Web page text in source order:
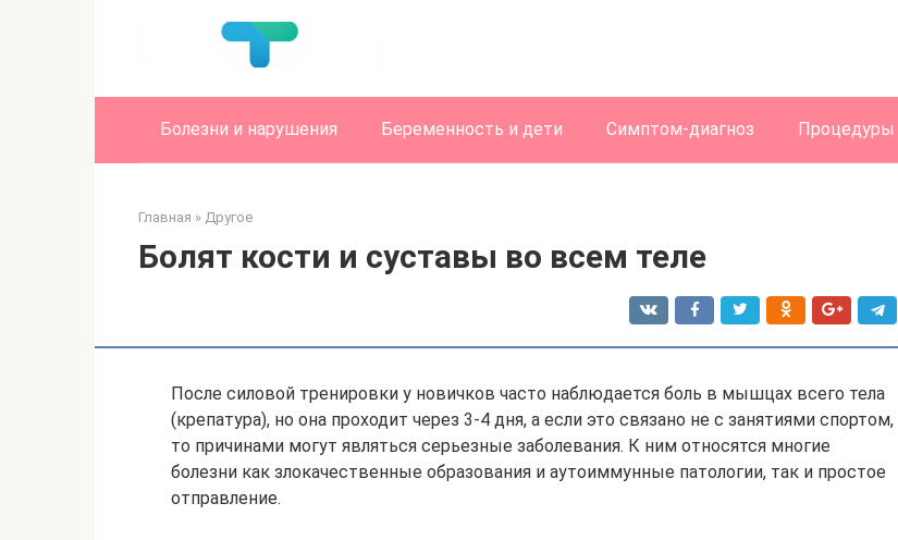
Болезни и нарушения Беременность и дети Симптом-диагноз Процедуры
Главная » Другое
Болят кости и суставы во всем теле
После силовой тренировки у новичков часто наблюдается боль в мышцах всего тела
(крепатура), но она проходит через 3-4 дня, а если это связано не с занятиями спортом,
то причинами могут являться серьезные заболевания. К ним относятся многие
болезни как злокачественные образования и аутоиммунные патологии, так и простое
отправление.